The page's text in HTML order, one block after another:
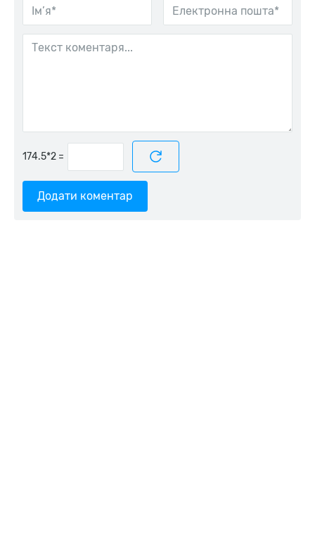
=
Додати коментар